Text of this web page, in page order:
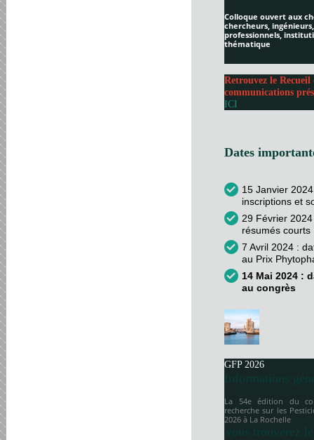
Colloque ouvert aux
chercheurs,
professionnels,
thématique
Retrouvez le Recueil
communications
ICI
Dates
15 Janvier
inscriptions et
29 Février
résumés courts
7 Avril 2024 :
au Prix
14 Mai 2024 :
au congrès
GFP 2026
Informations
La 54e édition du
recherche sur les
2026 à La Rochelle
vous trouverez